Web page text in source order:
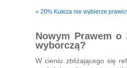
« 20% Kukiza nie wybierze
Nowym Prawem o
wyborczą?
W cieniu zbliżającego się